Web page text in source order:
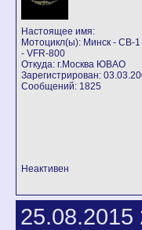
Настоящее имя:
Мотоцикл(ы): Минск - CB-
- VFR-800
Откуда: г.Москва ЮВАО
Зарегистрирован:
Сообщений: 1825
Неактивен
25.08.2015